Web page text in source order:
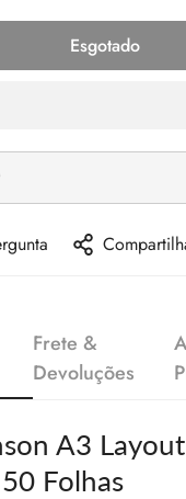
Esgotado
Frete &
Devoluções
A3
Folhas